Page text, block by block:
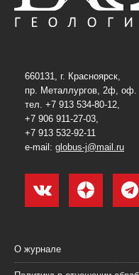
660131, г. Красноярск,
пр. Металлургов, 2ф, оф.
тел. +7 913 534-80-12,
+7 906 911-27-03,
+7 913 532-92-11
e-mail: globus-j@mail.ru
О журнале